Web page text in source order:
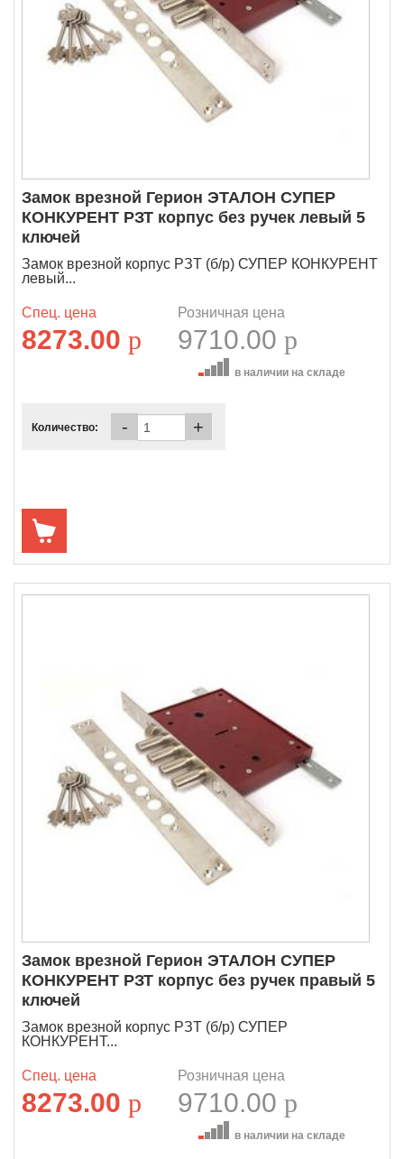
Замок врезной Герион ЭТАЛОН СУПЕР
КОНКУРЕНТ РЗТ корпус без ручек левый 5
ключей
Замок врезной корпус РЗТ (б/р) СУПЕР КОНКУРЕНТ
левый...
Спец. цена
8273.00 p
Розничная цена
9710.00 p
в наличии на складе
Количество: - +
Замок врезной Герион ЭТАЛОН СУПЕР
КОНКУРЕНТ РЗТ корпус без ручек правый 5
ключей
Замок врезной корпус РЗТ (б/р) СУПЕР
КОНКУРЕНТ...
Спец. цена
8273.00 p
Розничная цена
9710.00 p
в наличии на складе